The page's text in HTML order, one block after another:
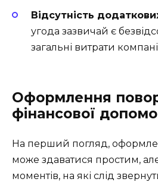
Відсутність
угода зазвичай є
загальні витрати
Оформлення
фінансової
На перший погляд,
може здаватися простим,
моментів, на які слід